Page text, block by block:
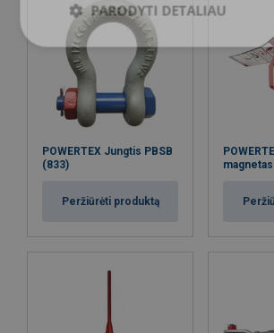
POWERTEX Jungtis PBSB
(833)
Peržiūrėti produktą
magnetas
PARODYTI DETALIAU